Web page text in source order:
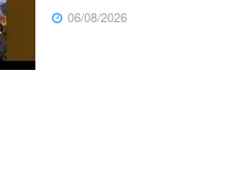
06/08/2026